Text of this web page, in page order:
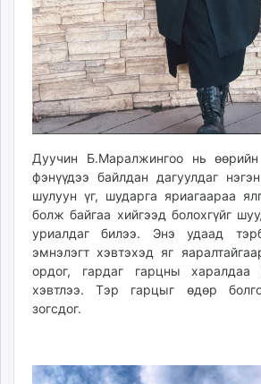
unuudur.mn
isee.mn
mglradio.com
fact.mn
itoim.mn
tumen.mn
shuum.mn
times.mn
tvmongolia.mn
mass.mn
unegui.mn
assa.mn
toim.mn
tac.mn
Дуучин Б.Маралжингоо нь
фэнүүдээ байлдан дагуулдаг
шулуун үг, шударга яриагаараа
болж байгаа хийгээд болохгүйг
уриалдаг билээ. Энэ удаад
эмнэлэгт хэвтэхэд яг
ордог, гардаг гарцны харалдаа
хэвтлээ. Тэр гарцыг өдөр
зогсдог.